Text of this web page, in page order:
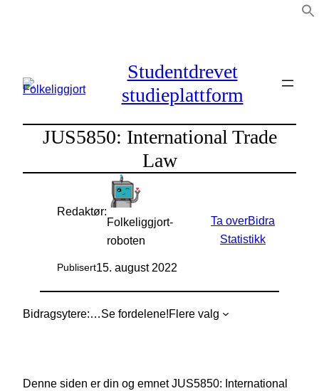
Studentdrevet
studieplattform
JUS5850: International Trade
Law
Redaktør:
Folkeliggjort-
roboten
Publisert15. august 2022
Ta overBidra
Statistikk
Bidragsytere: Se fordelene!Flere valg
Denne siden er din og emnet JUS5850: International